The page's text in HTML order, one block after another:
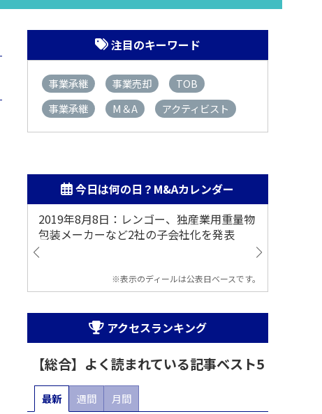
注目のキーワード
事業承継 事業売却
TOB
事業承継
M＆A アクティビスト
今日は何の日？M&Aカレンダー
2019年8月8日：レンゴー、独産業用重量物
包装メーカーなど2社の子会社化を発表
※表示のディールは公表日ベースです。
アクセスランキング
【総合】よく読まれている記事ベスト5
最新 週間 月間